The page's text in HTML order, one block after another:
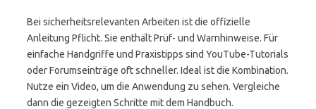
Bei sicherheitsrelevanten Arbeiten ist die offizielle
Anleitung Pflicht. Sie enthält Prüf- und Warnhinweise. Für
einfache Handgriffe und Praxistipps sind YouTube-Tutorials
oder Forumseinträge oft schneller. Ideal ist die Kombination.
Nutze ein Video, um die Anwendung zu sehen. Vergleiche
dann die gezeigten Schritte mit dem Handbuch.